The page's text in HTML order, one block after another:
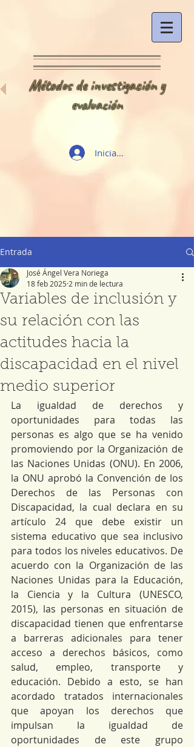
Métodos de investigación y
evaluación
Iniciar sesión
Entrada
Variables de inclusión y
su relación con las
actitudes hacia la
discapacidad en el nivel
medio superior
José Ángel Vera Noriega
18 feb 2025 2 min de lectura
La igualdad de derechos y
oportunidades para todas las
personas es algo que se ha venido
promoviendo por la Organización de
las Naciones Unidas (ONU). En 2006,
la ONU aprobó la Convención de los
Derechos de las Personas con
Discapacidad, la cual declara en su
artículo 24 que debe existir un
sistema educativo que sea inclusivo
para todos los niveles educativos. De
acuerdo con la Organización de las
Naciones Unidas para la Educación,
la Ciencia y la Cultura (UNESCO,
2015), las personas en situación de
discapacidad tienen que enfrentarse
a barreras adicionales para tener
acceso a derechos básicos, como
salud, empleo, transporte y
educación. Debido a esto, se han
acordado tratados internacionales
que apoyan los derechos que
impulsan la igualdad de
oportunidades de este grupo